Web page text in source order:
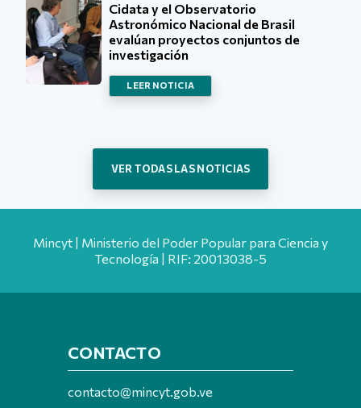
Cidata y el Observatorio
Astronómico Nacional de Brasil
evalúan proyectos conjuntos de
investigación
LEER NOTICIA
VER TODAS LAS NOTICIAS
Mincyt | Ministerio del Poder Popular para Ciencia y
Tecnología | RIF: 20013038-5
CONTACTO
contacto@mincyt.gob.ve